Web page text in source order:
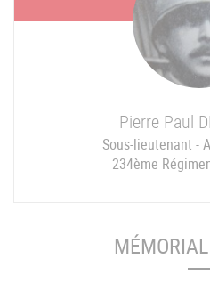
Pierre Paul
Sous-lieutenant -
234ème
MÉMORIAL